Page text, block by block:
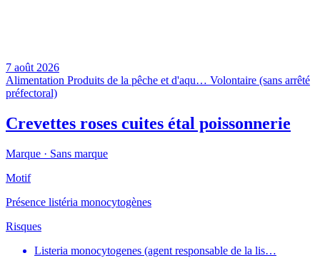
7 août 2026
Alimentation Produits de la pêche et d'aqu… Volontaire (sans arrêté
préfectoral)
Crevettes roses cuites étal poissonnerie
Marque · Sans marque
Motif
Présence listéria monocytogènes
Risques
Listeria monocytogenes (agent responsable de la lis…